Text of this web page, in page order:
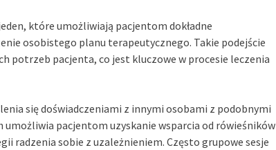
które umożliwiają pacjentom dokładne
osobistego planu terapeutycznego. Takie podejście
potrzeb pacjenta, co jest kluczowe w procesie leczenia
się doświadczeniami z innymi osobami z podobnymi
pacjentom uzyskanie wsparcia od rówieśników
radzenia sobie z uzależnieniem. Często grupowe sesje